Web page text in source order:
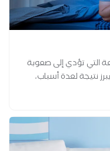
التي تؤدي إلى صعوبة
نتيجة لعدة أسباب،